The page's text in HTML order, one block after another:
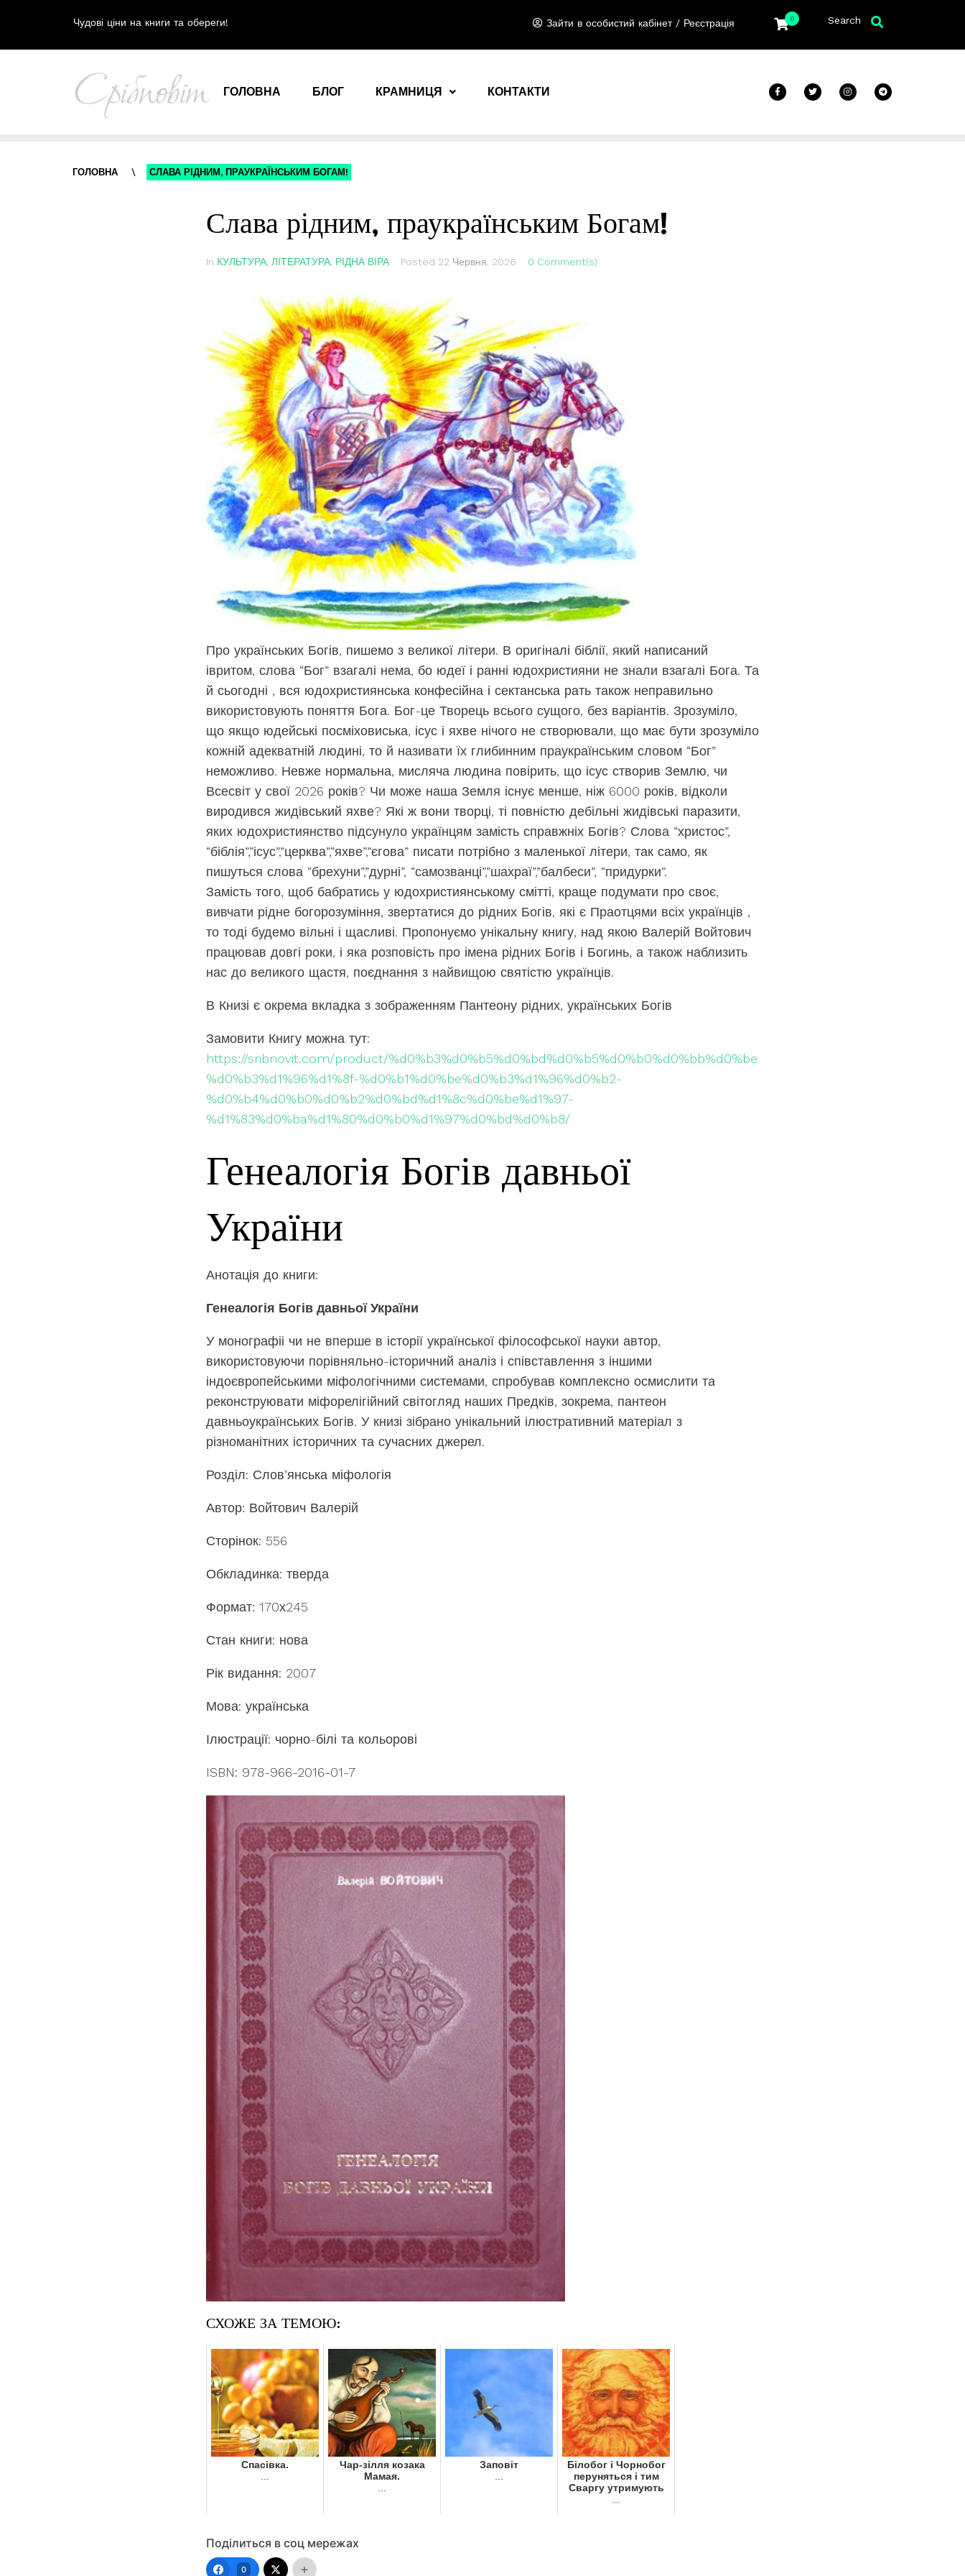
Чудові ціни на книги та обереги! Зайти в особистий кабінет / Реєстрація 0 Search
ГОЛОВНА БЛОГ КРАМНИЦЯ КОНТАКТИ
ГОЛОВНА \ СЛАВА РІДНИМ, ПРАУКРАЇНСЬКИМ БОГАМ!
Слава рідним, праукраїнським Богам!
In КУЛЬТУРА ЛІТЕРАТУРА РІДНА ВІРА Posted 22 Червня, 2026 0 Comment(s)
Про українських Богів, пишемо з великої літери. В оригіналі біблії, який написаний
івритом, слова “Бог” взагалі нема, бо юдеї і ранні юдохристияни не знали взагалі Бога. Та
й сьогодні , вся юдохристиянська конфесійна і сектанська рать також неправильно
використовують поняття Бога. Бог-це Творець всього сущого, без варіантів. Зрозуміло,
що якщо юдейські посміховиська, ісус і яхве нічого не створювали, що має бути зрозуміло
кожній адекватній людині, то й називати їх глибинним праукраїнським словом “Бог”
неможливо. Невже нормальна, мисляча людина повірить, що ісус створив Землю, чи
Всесвіт у свої 2026 років? Чи може наша Земля існує менше, ніж 6000 років, відколи
виродився жидівський яхве? Які ж вони творці, ті повністю дебільні жидівські паразити,
яких юдохристиянство підсунуло українцям замість справжніх Богів? Слова “христос”,
“біблія”,”ісус”,”церква”,”яхве”,”єгова” писати потрібно з маленької літери, так само, як
пишуться слова “брехуни”,”дурні”, “самозванці”,”шахраї”,”балбеси”, “придурки”.
Замість того, щоб бабратись у юдохристиянському смітті, краще подумати про своє,
вивчати рідне богорозуміння, звертатися до рідних Богів, які є Праотцями всіх українців ,
то тоді будемо вільні і щасливі. Пропонуємо унікальну книгу, над якою Валерій Войтович
працював довгі роки, і яка розповість про імена рідних Богів і Богинь, а також наблизить
нас до великого щастя, поєднання з найвищою святістю українців.
В Книзі є окрема вкладка з зображенням Пантеону рідних, українських Богів
Замовити Книгу можна тут:
https://sribnovit.com/product/%d0%b3%d0%b5%d0%bd%d0%b5%d0%b0%d0%bb%d0%be
%d0%b3%d1%96%d1%8f-%d0%b1%d0%be%d0%b3%d1%96%d0%b2-
%d0%b4%d0%b0%d0%b2%d0%bd%d1%8c%d0%be%d1%97-
%d1%83%d0%ba%d1%80%d0%b0%d1%97%d0%bd%d0%b8/
Генеалогія Богів давньої
України
Анотація до книги:
Генеалогія Богів давньої України
У монографіі чи не вперше в історії української філософської науки автор,
використовуючи порівняльно-історичний аналіз і співставлення з іншими
індоєвропейськими міфологічними системами, спробував комплексно осмислити та
реконструювати міфорелігійний світогляд наших Предків, зокрема, пантеон
давньоукраїнських Богів. У книзі зібрано унікальний ілюстративний матеріал з
різноманітних історичних та сучасних джерел.
Розділ: Слов’янська міфологія
Автор: Войтович Валерій
Сторінок: 556
Обкладинка: тверда
Формат: 170х245
Стан книги: нова
Рік видання: 2007
Мова: українська
Ілюстрації: чорно-білі та кольорові
ISBN: 978-966-2016-01-7
СХОЖЕ ЗА ТЕМОЮ:
Спасівка.
Чар-зілля козака
Мамая.
Заповіт
Білобог і Чорнобог
перуняться і тим
Сваргу утримують
Поділиться в соц мережах
0